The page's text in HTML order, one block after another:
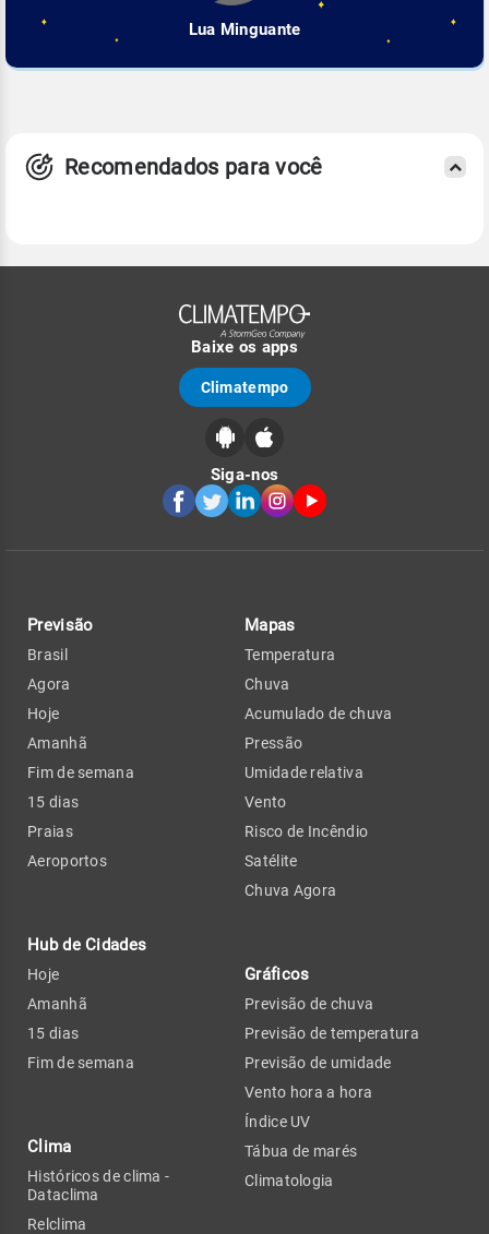
Lua Minguante
Recomendados para você
Baixe os apps
Climatempo
Siga-nos
Previsão
Brasil
Agora
Hoje
Amanhã
Fim de semana
15 dias
Praias
Aeroportos
Hub de Cidades
Hoje
Amanhã
15 dias
Fim de semana
Clima
Históricos de clima -
Dataclima
Relclima
Mapas
Temperatura
Chuva
Acumulado de chuva
Pressão
Umidade relativa
Vento
Risco de Incêndio
Satélite
Chuva Agora
Gráficos
Previsão de chuva
Previsão de temperatura
Previsão de umidade
Vento hora a hora
Índice UV
Tábua de marés
Climatologia